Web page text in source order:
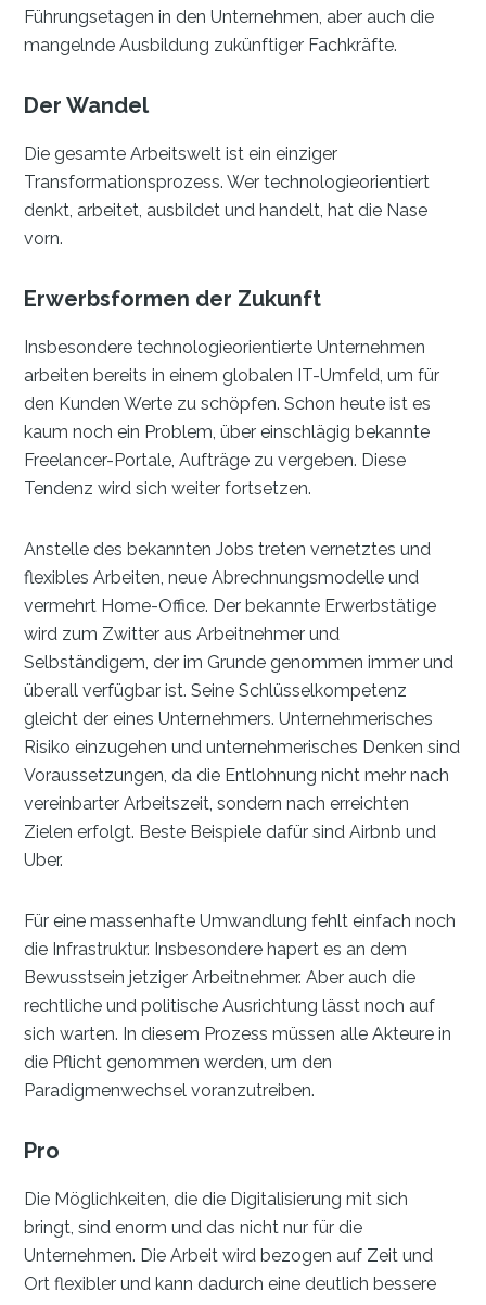
Führungsetagen in den Unternehmen, aber auch die
mangelnde Ausbildung zukünftiger Fachkräfte.
Der Wandel
Die gesamte Arbeitswelt ist ein einziger
Transformationsprozess. Wer technologieorientiert
denkt, arbeitet, ausbildet und handelt, hat die Nase
vorn.
Erwerbsformen der Zukunft
Insbesondere technologieorientierte Unternehmen
arbeiten bereits in einem globalen IT-Umfeld, um für
den Kunden Werte zu schöpfen. Schon heute ist es
kaum noch ein Problem, über einschlägig bekannte
Freelancer-Portale, Aufträge zu vergeben. Diese
Tendenz wird sich weiter fortsetzen.
Anstelle des bekannten Jobs treten vernetztes und
flexibles Arbeiten, neue Abrechnungsmodelle und
vermehrt Home-Office. Der bekannte Erwerbstätige
wird zum Zwitter aus Arbeitnehmer und
Selbständigem, der im Grunde genommen immer und
überall verfügbar ist. Seine Schlüsselkompetenz
gleicht der eines Unternehmers. Unternehmerisches
Risiko einzugehen und unternehmerisches Denken sind
Voraussetzungen, da die Entlohnung nicht mehr nach
vereinbarter Arbeitszeit, sondern nach erreichten
Zielen erfolgt. Beste Beispiele dafür sind Airbnb und
Uber.
Für eine massenhafte Umwandlung fehlt einfach noch
die Infrastruktur. Insbesondere hapert es an dem
Bewusstsein jetziger Arbeitnehmer. Aber auch die
rechtliche und politische Ausrichtung lässt noch auf
sich warten. In diesem Prozess müssen alle Akteure in
die Pflicht genommen werden, um den
Paradigmenwechsel voranzutreiben.
Pro
Die Möglichkeiten, die die Digitalisierung mit sich
bringt, sind enorm und das nicht nur für die
Unternehmen. Die Arbeit wird bezogen auf Zeit und
Ort flexibler und kann dadurch eine deutlich bessere